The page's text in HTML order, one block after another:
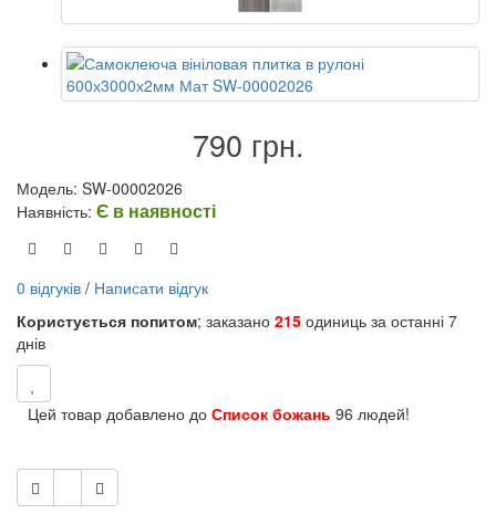
790 грн.
Модель: SW-00002026
Наявність: Є в наявності
0 відгуків / Написати відгук
Користується попитом; заказано 215 одиниць за останні 7
днів
Цей товар добавлено до Список божань 96 людей!